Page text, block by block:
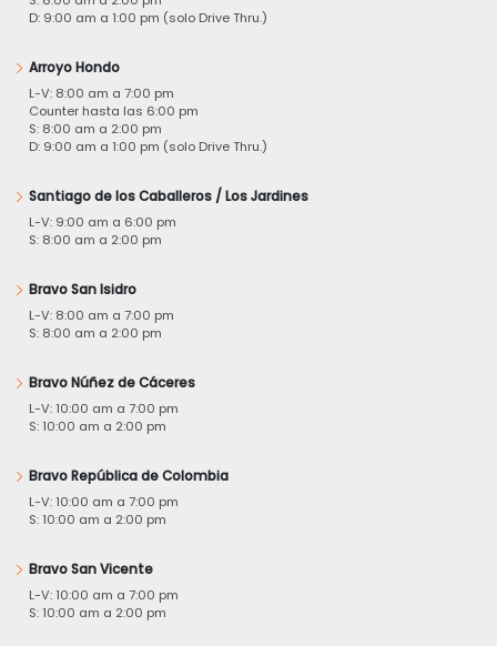
D: 9:00 am a 1:00 pm (solo Drive Thru.)
Arroyo Hondo
L-V: 8:00 am a 7:00 pm
Counter hasta las 6:00 pm
S: 8:00 am a 2:00 pm
D: 9:00 am a 1:00 pm (solo Drive Thru.)
Santiago de los Caballeros / Los Jardines
L-V: 9:00 am a 6:00 pm
S: 8:00 am a 2:00 pm
Bravo San Isidro
L-V: 8:00 am a 7:00 pm
S: 8:00 am a 2:00 pm
Bravo Núñez de Cáceres
L-V: 10:00 am a 7:00 pm
S: 10:00 am a 2:00 pm
Bravo República de Colombia
L-V: 10:00 am a 7:00 pm
S: 10:00 am a 2:00 pm
Bravo San Vicente
L-V: 10:00 am a 7:00 pm
S: 10:00 am a 2:00 pm